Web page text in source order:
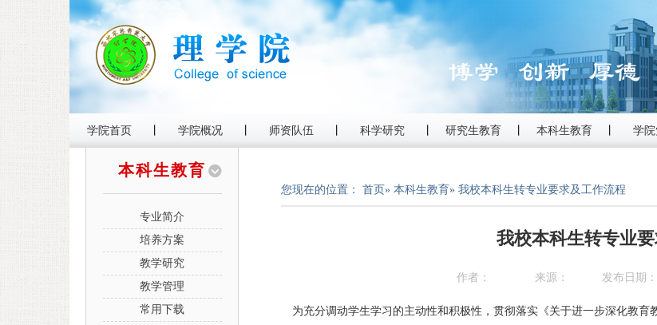
学院首页 学院概况 师资队伍 科学研究 研究生教育 本科生教育 学
本科生教育
专业简介
培养方案
教学研究
教学管理
常用下载
您现在的位置： 首页» 本科生教育» 我校本科生转专业要求及工作流程
我校本科生转专业
作者： 来源： 发布日期
为充分调动学生学习的主动性和积极性，贯彻落实《关于进一步深化教